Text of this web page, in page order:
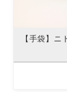
【手袋】ニ